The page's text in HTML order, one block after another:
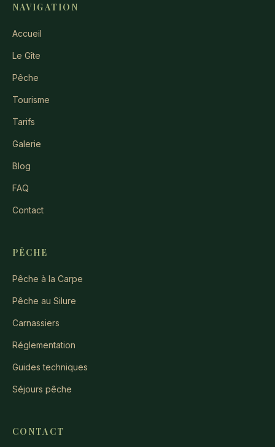
NAVIGATION
Accueil
Le Gîte
Pêche
Tourisme
Tarifs
Galerie
Blog
FAQ
Contact
PÊCHE
Pêche à la Carpe
Pêche au Silure
Carnassiers
Réglementation
Guides techniques
Séjours pêche
CONTACT